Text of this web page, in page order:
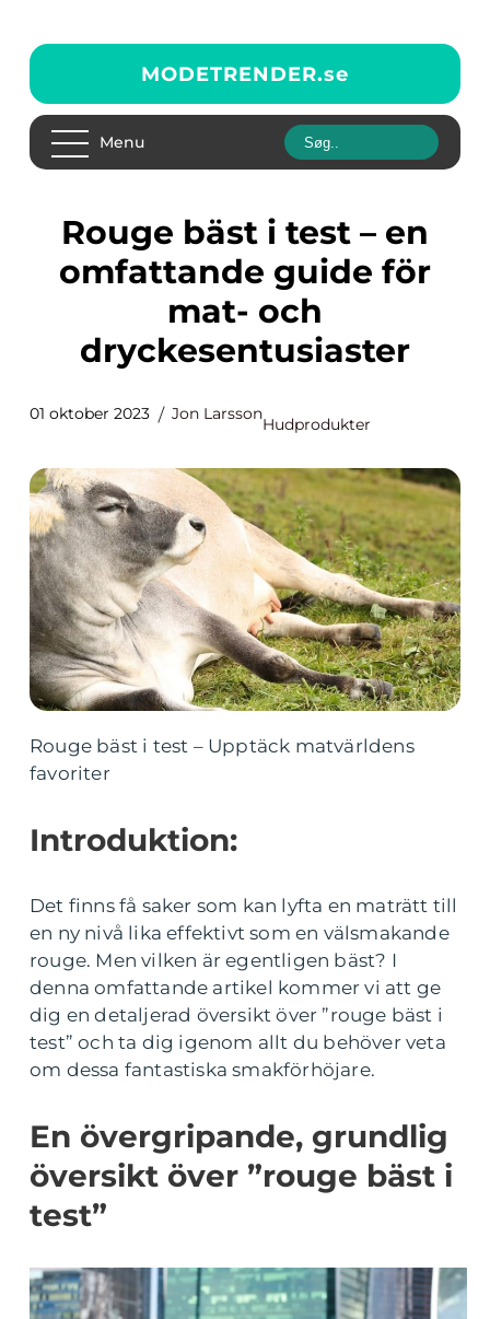
MODETRENDER.se
Menu
Rouge bäst i test – en
omfattande guide för
mat- och
dryckesentusiaster
01 oktober 2023 Jon Larsson
Hudprodukter
Rouge bäst i test – Upptäck matvärldens
favoriter
Introduktion:
Det finns få saker som kan lyfta en maträtt till
en ny nivå lika effektivt som en välsmakande
rouge. Men vilken är egentligen bäst? I
denna omfattande artikel kommer vi att ge
dig en detaljerad översikt över ”rouge bäst i
test” och ta dig igenom allt du behöver veta
om dessa fantastiska smakförhöjare.
En övergripande, grundlig
översikt över ”rouge bäst i
test”